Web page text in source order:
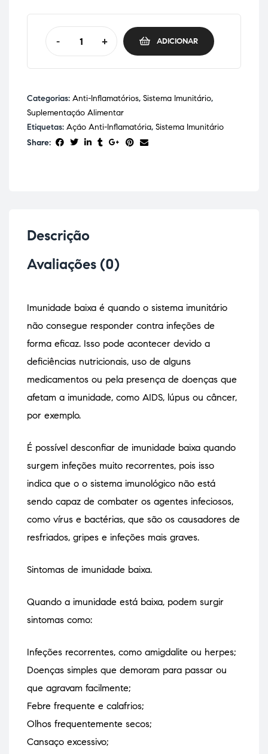
- + ADICIONAR
Categorias: Anti-Inflamatórios, Sistema Imunitário,
Suplementação Alimentar
Etiquetas: Ação Anti-Inflamatória, Sistema Imunitário
Share:
Descrição
Avaliações (0)
Imunidade baixa é quando o sistema imunitário
não consegue responder contra infeções de
forma eficaz. Isso pode acontecer devido a
deficiências nutricionais, uso de alguns
medicamentos ou pela presença de doenças que
afetam a imunidade, como AIDS, lúpus ou câncer,
por exemplo.
É possível desconfiar de imunidade baixa quando
surgem infeções muito recorrentes, pois isso
indica que o o sistema imunológico não está
sendo capaz de combater os agentes infeciosos,
como vírus e bactérias, que são os causadores de
resfriados, gripes e infeções mais graves.
Sintomas de imunidade baixa.
Quando a imunidade está baixa, podem surgir
sintomas como:
Infeções recorrentes, como amigdalite ou herpes;
Doenças simples que demoram para passar ou
que agravam facilmente;
Febre frequente e calafrios;
Olhos frequentemente secos;
Cansaço excessivo;